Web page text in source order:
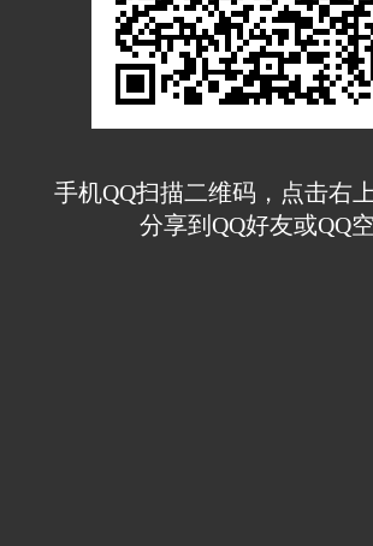
手机QQ扫描二维码，点击右上
分享到QQ好友或QQ